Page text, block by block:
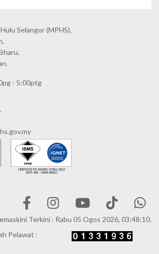
Selangor (MPHS),
- 5:00ptg
Terkini : Rabu 05 Ogos 2026, 03:48:10.
Pelawat :